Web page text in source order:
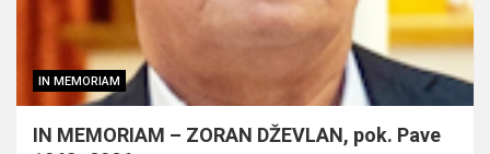
IN MEMORIAM
IN MEMORIAM – ZORAN DŽEVLAN, pok. Pave